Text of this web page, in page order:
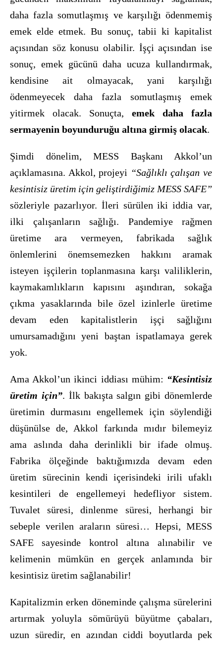
daha fazla somutlaşmış ve karşılığı ödenmemiş
emek elde etmek. Bu sonuç, tabii ki kapitalist
açısından söz konusu olabilir. İşçi açısından ise
sonuç, emek gücünü daha ucuza kullandırmak,
kendisine ait olmayacak, yani karşılığı
ödenmeyecek daha fazla somutlaşmış emek
yitirmek olacak. Sonuçta, emek daha fazla
sermayenin boyunduruğu altına girmiş olacak.
Şimdi dönelim, MESS Başkanı Akkol’un
açıklamasına. Akkol, projeyi “Sağlıklı çalışan ve
kesintisiz üretim için geliştirdiğimiz MESS SAFE”
sözleriyle pazarlıyor. İleri sürülen iki iddia var,
ilki çalışanların sağlığı. Pandemiye rağmen
üretime ara vermeyen, fabrikada sağlık
önlemlerini önemsemezken hakkını aramak
isteyen işçilerin toplanmasına karşı valiliklerin,
kaymakamlıkların kapısını aşındıran, sokağa
çıkma yasaklarında bile özel izinlerle üretime
devam eden kapitalistlerin işçi sağlığını
umursamadığını yeni baştan ispatlamaya gerek
yok.
Ama Akkol’un ikinci iddiası mühim: “Kesintisiz
üretim için”. İlk bakışta salgın gibi dönemlerde
üretimin durmasını engellemek için söylendiği
düşünülse de, Akkol farkında mıdır bilemeyiz
ama aslında daha derinlikli bir ifade olmuş.
Fabrika ölçeğinde baktığımızda devam eden
üretim sürecinin kendi içerisindeki irili ufaklı
kesintileri de engellemeyi hedefliyor sistem.
Tuvalet süresi, dinlenme süresi, herhangi bir
sebeple verilen araların süresi… Hepsi, MESS
SAFE sayesinde kontrol altına alınabilir ve
kelimenin mümkün en gerçek anlamında bir
kesintisiz üretim sağlanabilir!
Kapitalizmin erken döneminde çalışma sürelerini
artırmak yoluyla sömürüyü büyütme çabaları,
uzun süredir, en azından ciddi boyutlarda pek